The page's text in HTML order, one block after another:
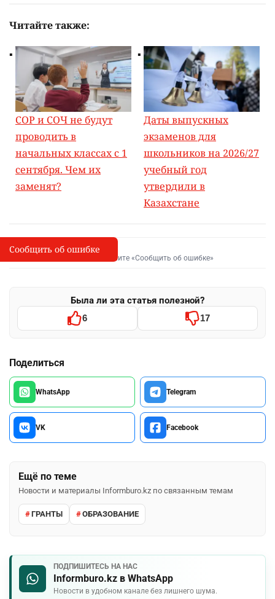
Читайте также:
СОР и СОЧ не будут
проводить в
начальных классах с 1
сентября. Чем их
заменят?
Даты выпускных
экзаменов для
школьников на 2026/27
учебный год
утвердили в
Казахстане
I
Сообщить об опечатке
Выделите фрагмент и нажмите «Сообщить об ошибке»
Была ли эта статья полезной?
6 17
Поделиться
WhatsApp Telegram
VK Facebook
Ещё по теме
Новости и материалы Informburo.kz по связанным темам
ГРАНТЫ ОБРАЗОВАНИЕ
ПОДПИШИТЕСЬ НА НАС
Informburo.kz в WhatsApp
Новости в удобном канале без лишнего шума.
Сообщить об ошибке